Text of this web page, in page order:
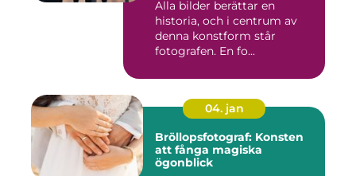
Alla bilder berättar en
historia, och i centrum av
denna konstform står
fotografen. En fo...
04. jan
Bröllopsfotograf: Konsten
att fånga magiska
ögonblick